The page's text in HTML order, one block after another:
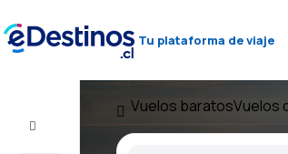
Tu plataforma de viaje
Vuelos baratosVuelos